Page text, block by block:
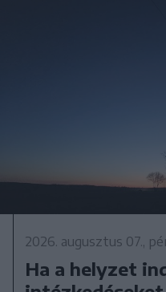
2026. augusztus 07.,
Ha a helyzet